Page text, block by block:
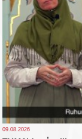
09.08.2026